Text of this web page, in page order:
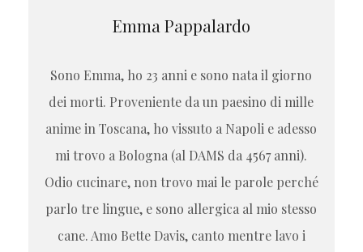
Emma Pappalardo
Sono Emma, ho 23 anni e sono nata il giorno
dei morti. Proveniente da un paesino di mille
anime in Toscana, ho vissuto a Napoli e adesso
mi trovo a Bologna (al DAMS da 4567 anni).
Odio cucinare, non trovo mai le parole perché
parlo tre lingue, e sono allergica al mio stesso
cane. Amo Bette Davis, canto mentre lavo i